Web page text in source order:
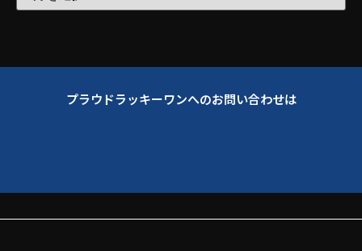
プラウドラッキーワンへのお問い合わせは